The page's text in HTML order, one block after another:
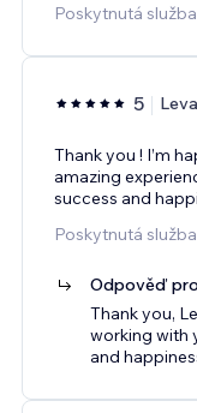
Poskytnutá
5
Thank you ! I’m
amazing
success and
Poskytnutá
Odpověď
Thank you,
working with
and